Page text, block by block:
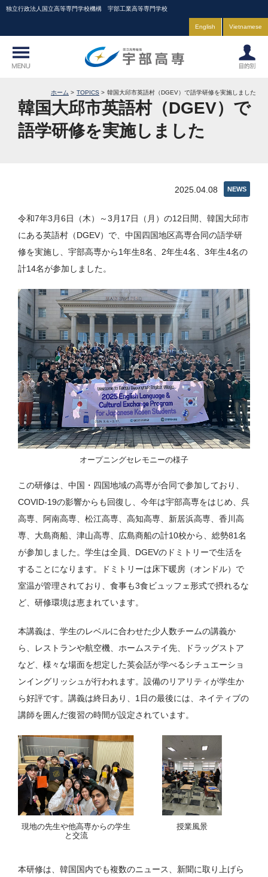
独立行政法人国立高等専門学校機構 宇部工業高等専門学校
English Vietnamese
ホーム TOPICS 韓国大邱市英語村（DGEV）で語学研修を実施しました
韓国大邱市英語村（DGEV）で
語学研修を実施しました
NEWS
2025.04.08
令和7年3月6日（木）～3月17日（月）の12日間、韓国大邱市
にある英語村（DGEV）で、中国四国地区高専合同の語学研
修を実施し、宇部高専から1年生8名、2年生4名、3年生4名の
計14名が参加しました。
オープニングセレモニーの様子
この研修は、中国・四国地域の高専が合同で参加しており、
COVID-19の影響からも回復し、今年は宇部高専をはじめ、呉
高専、阿南高専、松江高専、高知高専、新居浜高専、香川高
専、大島商船、津山高専、広島商船の計10校から、総勢81名
が参加しました。学生は全員、DGEVのドミトリーで生活を
することになります。ドミトリーは床下暖房（オンドル）で
室温が管理されており、食事も3食ビュッフェ形式で摂れるな
ど、研修環境は恵まれています。
本講義は、学生のレベルに合わせた少人数チームの講義か
ら、レストランや航空機、ホームステイ先、ドラッグストア
など、様々な場面を想定した英会話が学べるシチュエーショ
ンイングリッシュが行われます。設備のリアリティが学生か
ら好評です。講義は終日あり、1日の最後には、ネイティブの
講師を囲んだ復習の時間が設定されています。
現地の先生や他高専からの学生
と交流
授業風景
本研修は、韓国国内でも複数のニュース、新聞に取り上げら